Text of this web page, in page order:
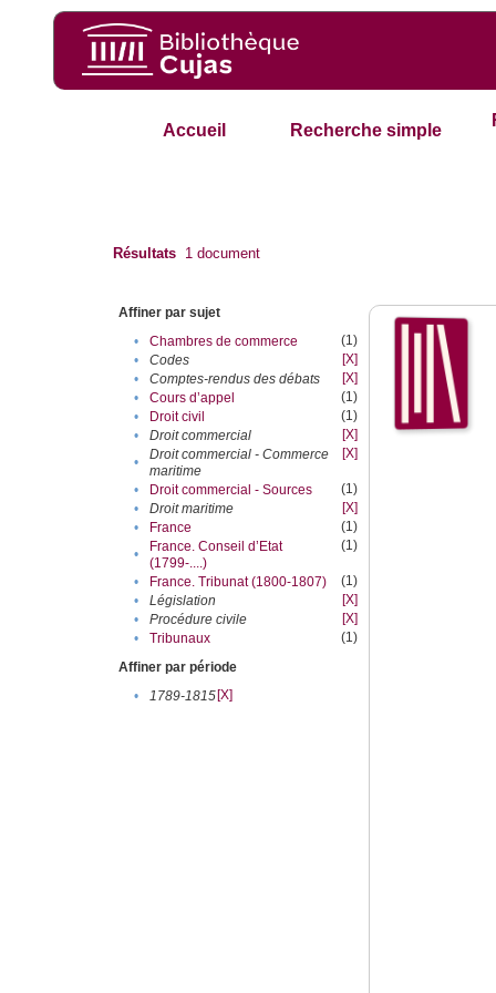
Accueil Recherche simple
Résultats 1 document
Affiner par sujet
•
Chambres de commerce
(1)
•
Codes
[X]
•
Comptes-rendus des débats
[X]
•
Cours d’appel
(1)
•
Droit civil
(1)
•
Droit commercial
[X]
•
Droit commercial - Commerce
maritime
[X]
• Droit commercial - Sources
(1)
•
Droit maritime
[X]
•
France
(1)
•
France. Conseil d’Etat
(1799-....)
(1)
• France. Tribunat (1800-1807)
(1)
•
Législation
[X]
•
Procédure civile
[X]
•
Tribunaux
(1)
Affiner par période
•
1789-1815[X]